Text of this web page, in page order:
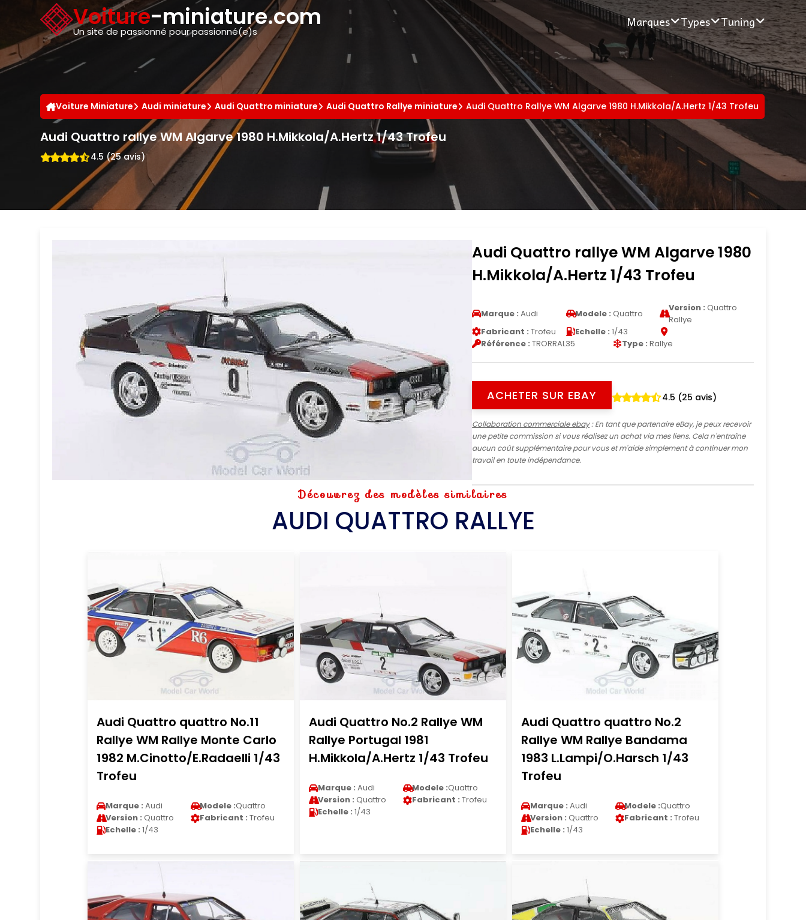
Voiture-miniature.com
Un site de passionné pour passionné(e)s
Marques Types Tuning
Voiture Miniature Audi miniature Audi Quattro miniature Audi Quattro Rallye miniature Audi Quattro Rallye WM Algarve 1980 H.Mikkola/A.Hertz 1/43 Trofeu
Audi Quattro rallye WM Algarve 1980 H.Mikkola/A.Hertz 1/43 Trofeu
4.5 (25 avis)
Audi Quattro rallye WM Algarve 1980
H.Mikkola/A.Hertz 1/43 Trofeu
Marque : Audi Modele : Quattro
Version : Quattro
Rallye
Fabricant : Trofeu Echelle : 1/43
Référence : TRORRAL35 Type : Rallye
ACHETER SUR EBAY 4.5 (25 avis)
Collaboration commerciale ebay: En tant que partenaire eBay, je peux recevoir
une petite commission si vous réalisez un achat via mes liens. Cela n'entraîne
aucun coût supplémentaire pour vous et m'aide simplement à continuer mon
travail en toute indépendance.
Découvrez des modèles similaires
AUDI QUATTRO RALLYE
Audi Quattro quattro No.11
Rallye WM Rallye Monte Carlo
1982 M.Cinotto/E.Radaelli 1/43
Trofeu
Marque : Audi Modele :Quattro
Version : Quattro Fabricant : Trofeu
Echelle : 1/43
Audi Quattro No.2 Rallye WM
Rallye Portugal 1981
H.Mikkola/A.Hertz 1/43 Trofeu
Marque : Audi Modele :Quattro
Version : Quattro Fabricant : Trofeu
Echelle : 1/43
Audi Quattro quattro No.2
Rallye WM Rallye Bandama
1983 L.Lampi/O.Harsch 1/43
Trofeu
Marque : Audi Modele :Quattro
Version : Quattro Fabricant : Trofeu
Echelle : 1/43
Panneau de gestion des cookies